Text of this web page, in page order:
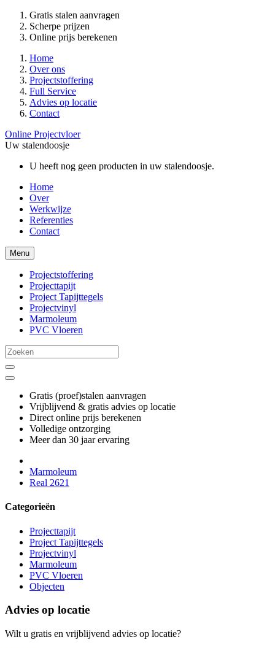
Gratis stalen aanvragen
Scherpe prijzen
Online prijs berekenen
Home
Over ons
Projectstoffering
Full Service
Advies op locatie
Contact
Online Projectvloer
Uw stalendoosje
U heeft nog geen producten in uw stalendoosje.
Home
Over
Werkwijze
Referenties
Contact
Menu
Projectstoffering
Projecttapijt
Project Tapijttegels
Projectvinyl
Marmoleum
PVC Vloeren
Gratis (proef)stalen aanvragen
Vrijblijvend & gratis advies op locatie
Direct online prijs berekenen
Volledige ontzorging
Meer dan 30 jaar ervaring
Marmoleum
Real 2621
Categorieën
Projecttapijt
Project Tapijttegels
Projectvinyl
Marmoleum
PVC Vloeren
Objecten
Advies op locatie
Wilt u gratis en vrijblijvend advies op locatie?